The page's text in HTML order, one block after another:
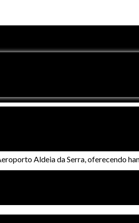
Aldeia da Serra, em
Aldeia da Serra, oferecendo